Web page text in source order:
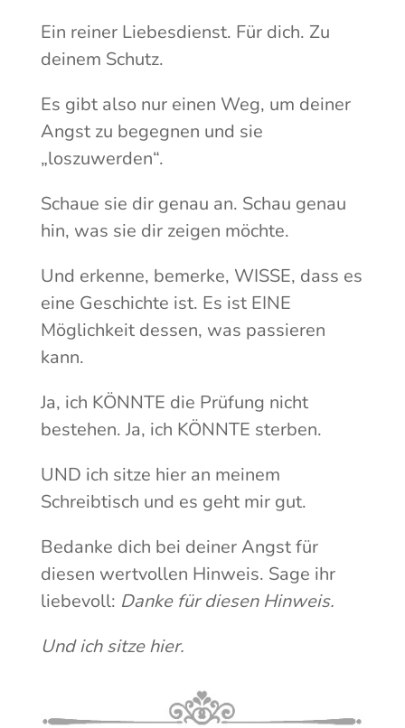
Ein reiner Liebesdienst. Für dich. Zu
deinem Schutz.
Es gibt also nur einen Weg, um deiner
Angst zu begegnen und sie
„loszuwerden“.
Schaue sie dir genau an. Schau genau
hin, was sie dir zeigen möchte.
Und erkenne, bemerke, WISSE, dass es
eine Geschichte ist. Es ist EINE
Möglichkeit dessen, was passieren
kann.
Ja, ich KÖNNTE die Prüfung nicht
bestehen. Ja, ich KÖNNTE sterben.
UND ich sitze hier an meinem
Schreibtisch und es geht mir gut.
Bedanke dich bei deiner Angst für
diesen wertvollen Hinweis. Sage ihr
liebevoll: Danke für diesen Hinweis.
Und ich sitze hier.